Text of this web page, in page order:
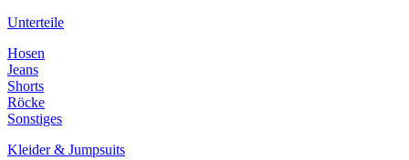
Unterteile
Hosen
Jeans
Shorts
Röcke
Sonstiges
Kleider & Jumpsuits